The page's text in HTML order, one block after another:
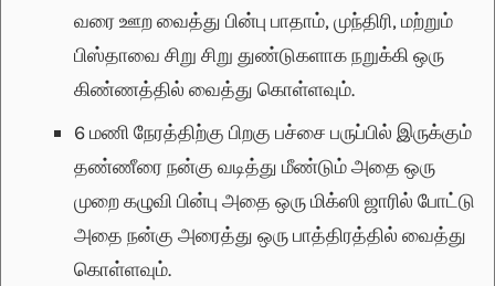
வரை ஊற வைத்து பின்பு பாதாம், முந்திரி, மற்றும்
பிஸ்தாவை சிறு சிறு துண்டுகளாக நறுக்கி ஒரு
கிண்ணத்தில் வைத்து கொள்ளவும்.
6 மணி நேரத்திற்கு பிறகு பச்சை பருப்பில் இருக்கும்
தண்ணீரை நன்கு வடித்து மீண்டும் அதை ஒரு
முறை கழுவி பின்பு அதை ஒரு மிக்ஸி ஜாரில் போட்டு
அதை நன்கு அரைத்து ஒரு பாத்திரத்தில் வைத்து
கொள்ளவும்.